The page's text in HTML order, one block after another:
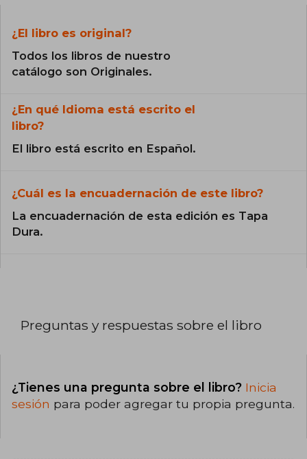
¿El libro es original?
Todos los libros de nuestro
catálogo son Originales.
¿En qué Idioma está escrito el
libro?
El libro está escrito en Español.
¿Cuál es la encuadernación de este libro?
La encuadernación de esta edición es Tapa
Dura.
Preguntas y respuestas sobre el libro
¿Tienes una pregunta sobre el libro? Inicia
sesión para poder agregar tu propia pregunta.